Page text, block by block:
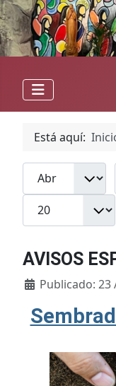
Está aquí:
Filtros
Mes
AVISOS
Detalles
Publicado: 23